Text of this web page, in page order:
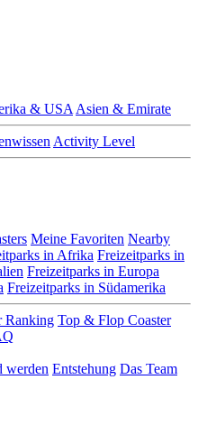
& USA Asien & Emirate
Activity Level
Meine Favoriten Nearby
in Afrika Freizeitparks in
Freizeitparks in Europa
Freizeitparks in Südamerika
Ranking Top & Flop Coaster
werden Entstehung Das Team